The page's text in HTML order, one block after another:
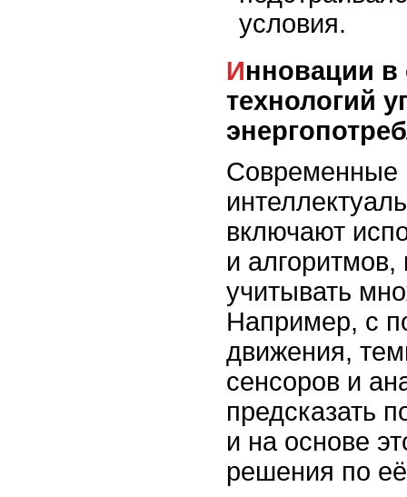
условия.
Инновации в области
технологий
Современные
включают
и алгоритмов,
учитывать
Например, с
движения,
сенсоров и
предсказать
и на основе
решения по